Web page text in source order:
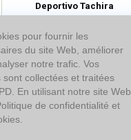
Deportivo Tachira
Zamora FC
Deportivo Lara
Deportivo Tachira
pour fournir les
du site Web, améliorer
notre trafic. Vos
collectées et traitées
En utilisant notre site Web,
de confidentialité et